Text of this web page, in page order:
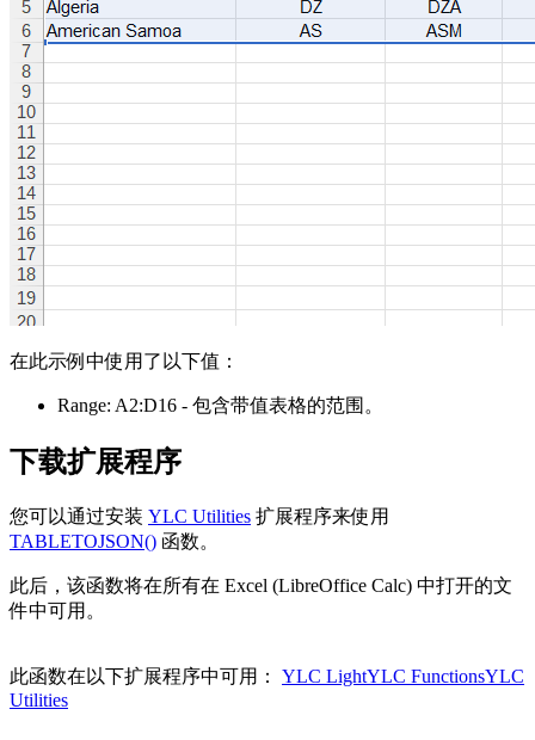
在此示例中使用了以下值：
Range: A2:D16 - 包含带值表格的范围。
下载扩展程序
您可以通过安装 YLC Utilities 扩展程序来使用
TABLETOJSON() 函数。
此后，该函数将在所有在 Excel (LibreOffice Calc) 中打开的文
件中可用。
此函数在以下扩展程序中可用： YLC LightYLC FunctionsYLC
Utilities